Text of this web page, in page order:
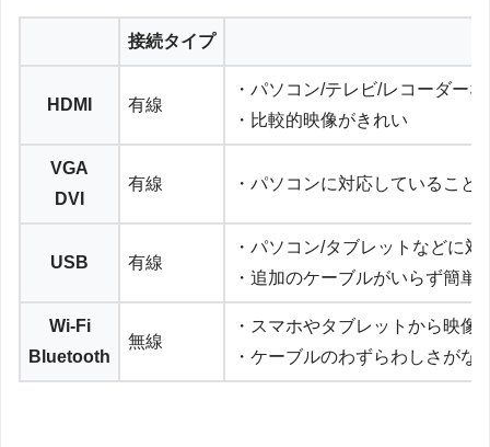
接続タイプ
HDMI 有線
・パソコン/テレビ/レコーダー
・比較的映像がきれい
VGA
DVI
有線 ・パソコンに対応していること
USB 有線
・パソコン/タブレットなどに対
・追加のケーブルがいらず簡単
Wi-Fi
Bluetooth
無線
・スマホやタブレットから映
・ケーブルのわずらわしさがな